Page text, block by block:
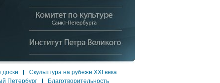
Скульптура на рубеже XXI века
Петербург
Благотворительность